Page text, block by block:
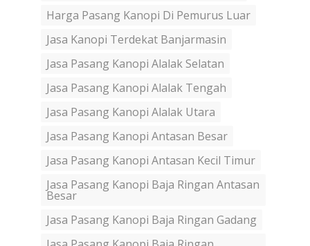
Harga Pasang Kanopi Di Pemurus Luar
Jasa Kanopi Terdekat Banjarmasin
Jasa Pasang Kanopi Alalak Selatan
Jasa Pasang Kanopi Alalak Tengah
Jasa Pasang Kanopi Alalak Utara
Jasa Pasang Kanopi Antasan Besar
Jasa Pasang Kanopi Antasan Kecil Timur
Jasa Pasang Kanopi Baja Ringan Antasan
Besar
Jasa Pasang Kanopi Baja Ringan Gadang